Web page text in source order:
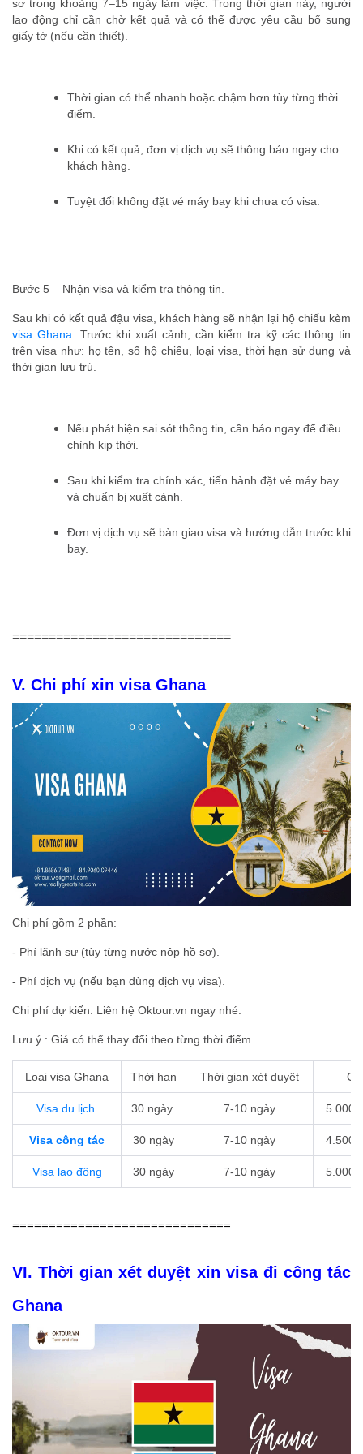
sơ trong khoảng 7–15 ngày làm việc. Trong thời gian này, người
lao động chỉ cần chờ kết quả và có thể được yêu cầu bổ sung
giấy tờ (nếu cần thiết).
Thời gian có thể nhanh hoặc chậm hơn tùy từng thời
điểm.
Khi có kết quả, đơn vị dịch vụ sẽ thông báo ngay cho
khách hàng.
Tuyệt đối không đặt vé máy bay khi chưa có visa.
Bước 5 – Nhận visa và kiểm tra thông tin.
Sau khi có kết quả đậu visa, khách hàng sẽ nhận lại hộ chiếu kèm
visa Ghana. Trước khi xuất cảnh, cần kiểm tra kỹ các thông tin
trên visa như: họ tên, số hộ chiếu, loại visa, thời hạn sử dụng và
thời gian lưu trú.
Nếu phát hiện sai sót thông tin, cần báo ngay để điều
chỉnh kịp thời.
Sau khi kiểm tra chính xác, tiến hành đặt vé máy bay
và chuẩn bị xuất cảnh.
Đơn vị dịch vụ sẽ bàn giao visa và hướng dẫn trước khi
bay.
==============================
V. Chi phí xin visa Ghana
Chi phí gồm 2 phần:
- Phí lãnh sự (tùy từng nước nộp hồ sơ).
- Phí dịch vụ (nếu bạn dùng dịch vụ visa).
Chi phí dự kiến: Liên hệ Oktour.vn ngay nhé.
Lưu ý : Giá có thể thay đổi theo từng thời điểm
Loại visa Ghana Thời hạn Thời gian xét duyệt
Visa du lịch 30 ngày 7-10 ngày
Visa công tác 30 ngày 7-10 ngày
Visa lao động 30 ngày 7-10 ngày
==============================
VI. Thời gian xét duyệt xin visa đi công tác
Ghana